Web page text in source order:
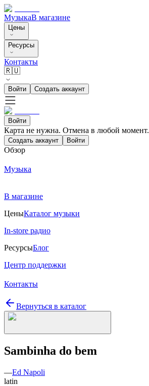
МузыкаВ магазине
Цены
Ресурсы
Контакты
🇷🇺
Войти Создать аккаунт
Войти
Карта не нужна. Отмена в любой момент.
Создать аккаунт Войти
Обзор
Музыка
В магазине
ЦеныКаталог музыки
In-store радио
РесурсыБлог
Центр поддержки
Контакты
Вернуться в каталог
Sambinha do bem
—Ed Napoli
latin